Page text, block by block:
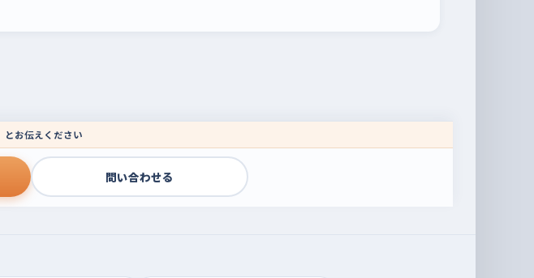
とお伝えください
問い合わせる